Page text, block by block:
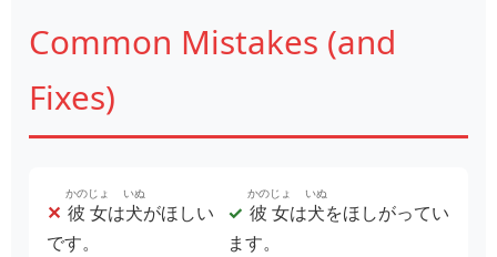
Common Mistakes (and
Fixes)
✕ 彼女
かのじょ
は犬
いぬ
がほしい
です。
✓ 彼女
かのじょ
は犬
いぬ
をほしがってい
ます。